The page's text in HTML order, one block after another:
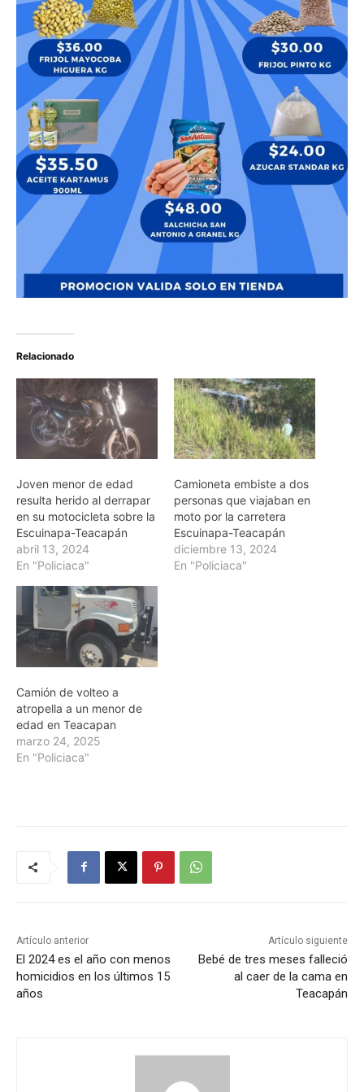
Relacionado
Joven menor de edad
resulta herido al derrapar
en su motocicleta sobre la
Escuinapa-Teacapán
abril 13, 2024
En "Policiaca"
Camioneta embiste a dos
personas que viajaban en
moto por la carretera
Escuinapa-Teacapán
diciembre 13, 2024
En "Policiaca"
Camión de volteo a
atropella a un menor de
edad en Teacapan
marzo 24, 2025
En "Policiaca"
Artículo anterior
El 2024 es el año con menos
homicidios en los últimos 15
años
Artículo siguiente
Bebé de tres meses falleció
al caer de la cama en
Teacapán